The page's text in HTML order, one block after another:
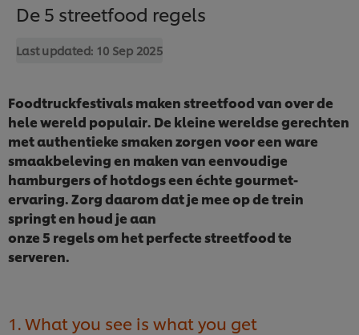
De 5 streetfood regels
Last updated: 10 Sep 2025
Foodtruckfestivals maken streetfood van over de
hele wereld populair. De kleine wereldse gerechten
met authentieke smaken zorgen voor een ware
smaakbeleving en maken van eenvoudige
hamburgers of hotdogs een échte gourmet-
ervaring. Zorg daarom dat je mee op de trein
springt en houd je aan
onze 5 regels om het perfecte streetfood te
serveren.
1. What you see is what you get